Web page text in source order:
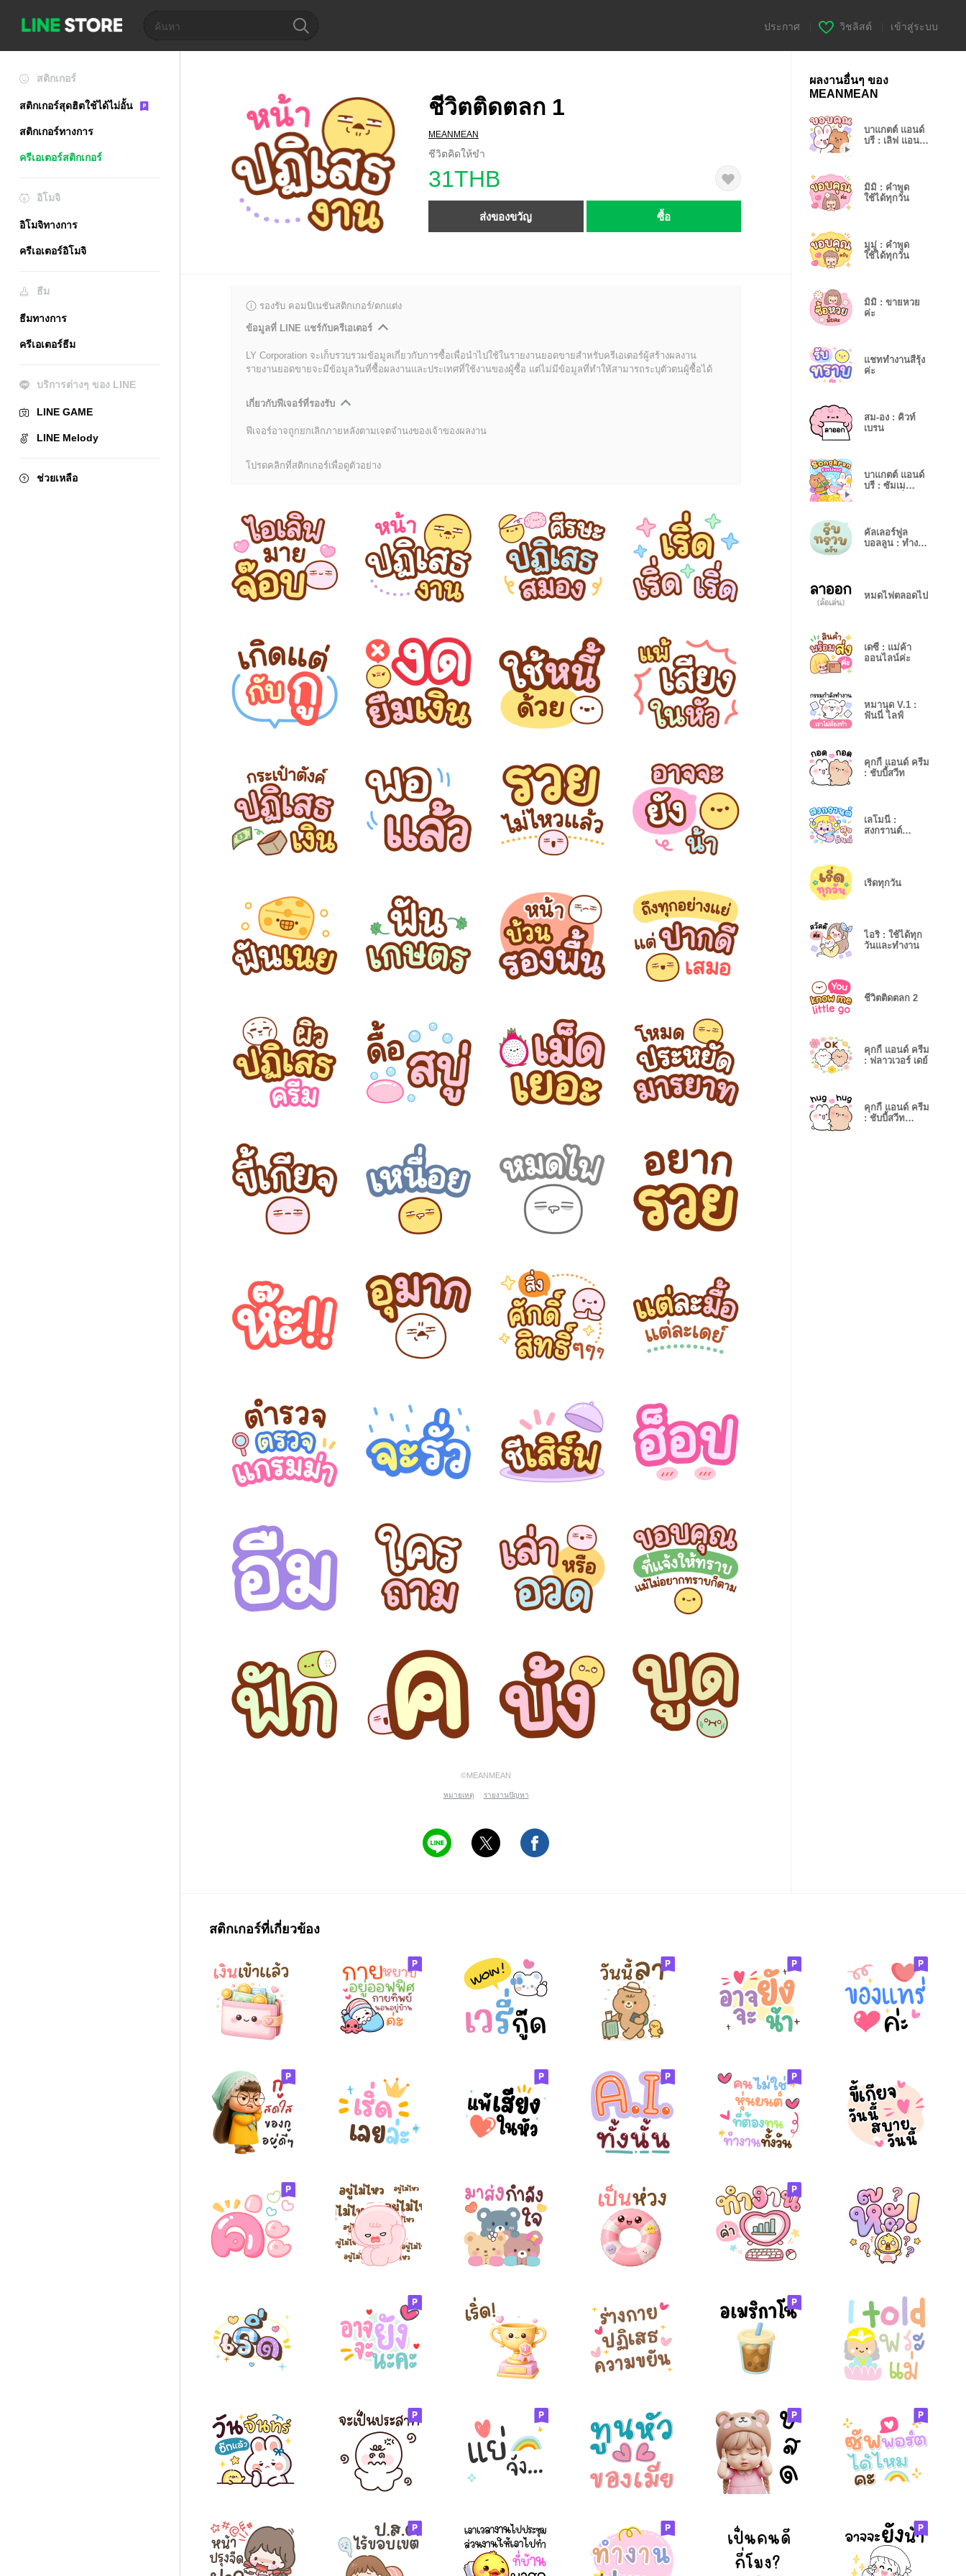
ประกาศ วิชลิสต์ เข้าสู่ระบบ
สติกเกอร์
สติกเกอร์สุดฮิตใช้ได้ไม่อั้น
สติกเกอร์ทางการ
ครีเอเตอร์สติกเกอร์
อิโมจิ
อิโมจิทางการ
ครีเอเตอร์อิโมจิ
ธีม
ธีมทางการ
ครีเอเตอร์ธีม
บริการต่างๆ ของ LINE
LINE GAME
LINE Melody
ช่วยเหลือ
ชีวิตติดตลก 1
MEANMEAN
ชีวิตคิดให้ขำ
31THB
ส่งของขวัญ ซื้อ
รองรับ คอมบิเนชันสติกเกอร์/ตกแต่ง
ข้อมูลที่ LINE แชร์กับครีเอเตอร์
LY Corporation จะเก็บรวบรวมข้อมูลเกี่ยวกับการซื้อเพื่อนำไปใช้ในรายงานยอดขายสำหรับครีเอเตอร์ผู้สร้างผลงาน
รายงานยอดขายจะมีข้อมูลวันที่ซื้อผลงานและประเทศที่ใช้งานของผู้ซื้อ แต่ไม่มีข้อมูลที่ทำให้สามารถระบุตัวตนผู้ซื้อได้
เกี่ยวกับฟีเจอร์ที่รองรับ
ฟีเจอร์อาจถูกยกเลิกภายหลังตามเจตจำนงของเจ้าของผลงาน
โปรดคลิกที่สติกเกอร์เพื่อดูตัวอย่าง
©MEANMEAN
หมายเหตุ รายงานปัญหา
ผลงานอื่นๆ ของ
MEANMEAN
บาแกตต์ แอนด์
บรี : เลิฟ แอนด์
มิมิ : คำพูด
ใช้ได้ทุกวัน
มูมู่ : คำพูด
ใช้ได้ทุกวัน
มิมิ : ขายหวย
ค่ะ
แชททำงานสีรุ้ง
ค่ะ
สม-อง : คิวท์
เบรน
บาแกตต์ แอนด์
บรี : ซัมเม
คัลเลอร์ฟูล
บอลลูน : ทำงาน
หมดไฟตลอดไป
เดซี่ : แม่ค้า
ออนไลน์ค่ะ
หมานุด V.1 :
ฟันนี่ ไลฟ์
คุกกี้ แอนด์ ครีม
: ชับบี้สวีท
เลโมนี่ :
สงกรานต์
เริ่ดทุกวัน
ไอริ : ใช้ได้ทุก
วันและทำงาน
ชีวิตติดตลก 2
คุกกี้ แอนด์ ครีม
: ฟลาวเวอร์ เดย์
คุกกี้ แอนด์ ครีม
: ชับบี้สวีท
สติกเกอร์ที่เกี่ยวข้อง